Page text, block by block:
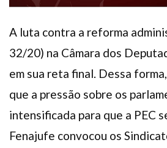
A luta contra a reforma
32/20) na Câmara dos
em sua reta final. Dessa
que a pressão sobre os
intensificada para que a PEC
Fenajufe convocou os